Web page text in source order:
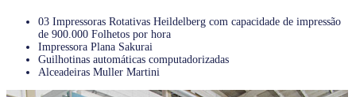
03 Impressoras Rotativas Heildelberg com capacidade de impressão
de 900.000 Folhetos por hora
Impressora Plana Sakurai
Guilhotinas automáticas computadorizadas
Alceadeiras Muller Martini